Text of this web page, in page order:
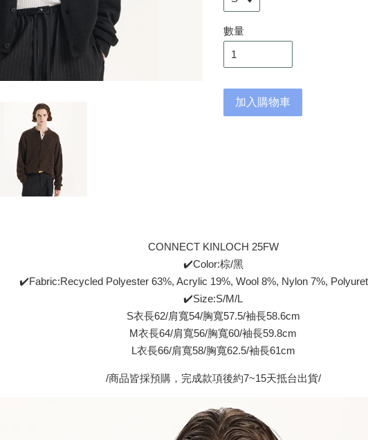
數量
加入購物車
CONNECT KINLOCH 25FW
✔️Color:棕/黑
✔️Fabric:Recycled Polyester 63%, Acrylic 19%, Wool 8%, Nylon 7%,
✔️Size:S/M/L
S衣長62/肩寬54/胸寬57.5/袖長58.6cm
M衣長64/肩寬56/胸寬60/袖長59.8cm
L衣長66/肩寬58/胸寬62.5/袖長61cm
/商品皆採預購，完成款項後約7~15天抵台出貨/